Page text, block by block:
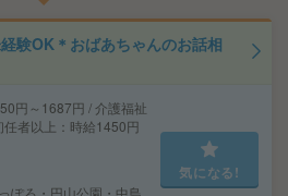
験OK＊おばあちゃんのお話相
円～1687円 / 介護福祉
者以上：時給1450円
気になる!